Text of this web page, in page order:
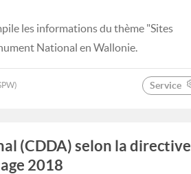
les informations du thème "Sites
National en Wallonie.
Service
(CDDA) selon la directive
2018